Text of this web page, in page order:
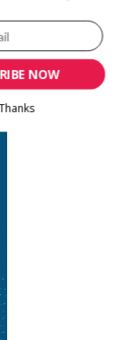
NOW